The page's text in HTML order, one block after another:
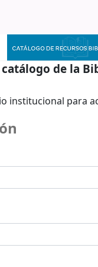
de la
institucional para